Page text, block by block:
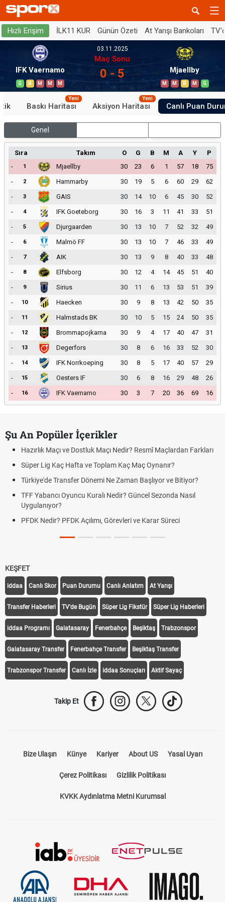
Hızlı Erişim İLK11 KUR Günün Özeti At Yarışı Bankoları
IFK Vaernamo
G B M M M
03.11.2025
Maç Sonu
0 - 5 Mjaellby
M M B M G
Baskı Haritası
Yeni
Aksiyon Haritası
Yeni
Canlı Puan
Genel
Sıra Takım O G B M A Y
P
-
1 Mjaellby 30 23 6 1 57 18
75
-
2 Hammarby 30 19 5 6 60 29
62
-
3 GAIS 30 14 10 6 45 30
52
-
4 IFK Goeteborg 30 16 3 11 41 33
51
-
5 Djurgaarden 30 13 10 7 52 32
49
-
6 Malmö FF 30 13 10 7 46 33
49
-
7 AIK 30 13 9 8 40 33
48
-
8 Elfsborg 30 12 4 14 45 51
40
-
9 Sirius 30 11 6 13 53 51
39
-
10 Haecken 30 9 8 13 42 50
35
-
11 Halmstads BK 30 10 5 15 24 50
35
-
12 Brommapojkarna 30 9 4 17 40 47
31
-
13 Degerfors 30 8 6 16 33 52
30
-
14 IFK Norrkoeping 30 8 5 17 40 57
29
-
15 Oesters IF 30 6 8 16 29 48
26
-
16 IFK Vaernamo 30 3 7 20 36 69 16
Şu An Popüler İçerikler
Hazırlık Maçı ve Dostluk Maçı Nedir? Resmî Maçlardan Farkları
Süper Lig Kaç Hafta ve Toplam Kaç Maç Oynanır?
Türkiye'de Transfer Dönemi Ne Zaman Başlıyor ve Bitiyor?
TFF Yabancı Oyuncu Kuralı Nedir? Güncel Sezonda Nasıl
Uygulanıyor?
PFDK Nedir? PFDK Açılımı, Görevleri ve Karar Süreci
KEŞFET
iddaa Canlı Skor Puan Durumu Canlı Anlatım At Yarışı
Transfer Haberleri TV'de Bugün Süper Lig Fikstür Süper Lig Haberleri
iddaa Programı Galatasaray Fenerbahçe Beşiktaş Trabzonspor
Galatasaray Transfer Fenerbahçe Transfer Beşiktaş Transfer
Trabzonspor Transfer Canlı İzle iddaa Sonuçları Aktif Sayaç
Takip Et
Bize Ulaşın Künye Kariyer About US Yasal Uyarı
Çerez Politikası Gizlilik Politikası
KVKK Aydınlatma Metni Kurumsal